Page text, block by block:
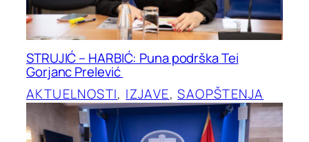
STRUJIĆ – HARBIĆ: Puna podrška Tei
Gorjanc Prelević
AKTUELNOSTI, IZJAVE, SAOPŠTENJA